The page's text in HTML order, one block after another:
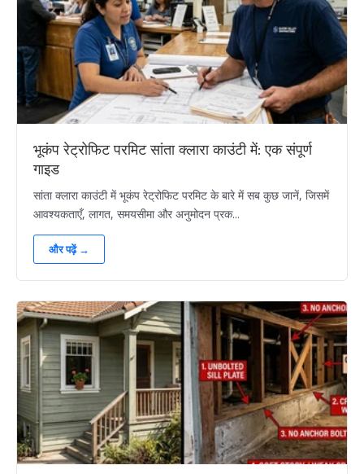
भूकंप रेट्रोफिट परमिट सांता क्लारा काउंटी में: एक संपूर्ण
गाइड
सांता क्लारा काउंटी में भूकंप रेट्रोफिट परमिट के बारे में सब कुछ जानें, जिसमें
आवश्यकताएँ, लागत, समयसीमा और अनुमोदन प्रक...
और पढ़ें →